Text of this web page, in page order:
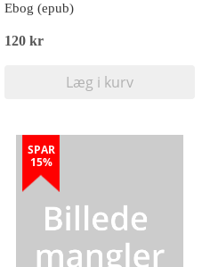
Ebog (epub)
120 kr
Læg i kurv
SPAR
15%